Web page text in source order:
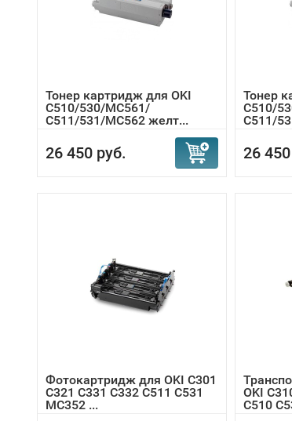
Тонер картридж для OKI
C510/530/MC561/
С511/531/MC562 желт...
26 450 руб.
Тонер
C510/
С511/
26
Фотокартридж для OKI C301
C321 C331 C332 C511 C531
MC352 ...
OKI
C510